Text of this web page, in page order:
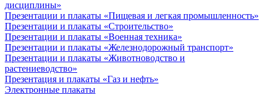
дисциплины»
Презентации и плакаты «Пищевая и легкая промышленность»
Презентации и плакаты «Строительство»
Презентации и плакаты «Военная техника»
Презентации и плакаты «Железнодорожный транспорт»
Презентации и плакаты «Животноводство и
растениеводство»
Презентация и плакаты «Газ и нефть»
Электронные плакаты